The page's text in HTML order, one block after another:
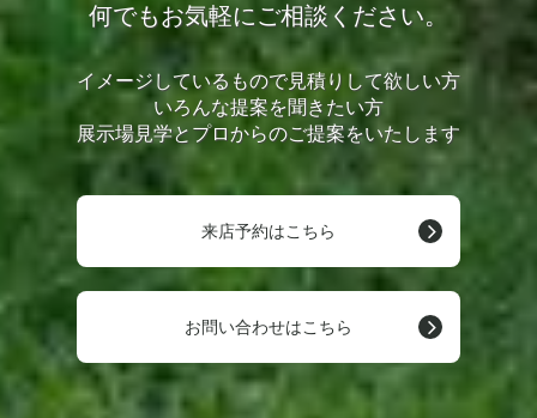
何でもお気軽にご相談ください。
イメージしているもので見積りして欲しい方
いろんな提案を聞きたい方
展示場見学とプロからのご提案をいたします
来店予約はこちら
お問い合わせはこちら